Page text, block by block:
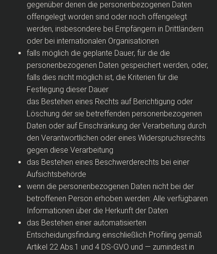
gegenüber denen die personenbezogenen Daten
offengelegt worden sind oder noch offengelegt
werden, insbesondere bei Empfängern in Drittländern
oder bei internationalen Organisationen
falls möglich die geplante Dauer, für die die
personenbezogenen Daten gespeichert werden, oder,
falls dies nicht möglich ist, die Kriterien für die
Festlegung dieser Dauer
das Bestehen eines Rechts auf Berichtigung oder
Löschung der sie betreffenden personenbezogenen
Daten oder auf Einschränkung der Verarbeitung durch
den Verantwortlichen oder eines Widerspruchsrechts
gegen diese Verarbeitung
das Bestehen eines Beschwerderechts bei einer
Aufsichtsbehörde
wenn die personenbezogenen Daten nicht bei der
betroffenen Person erhoben werden: Alle verfügbaren
Informationen über die Herkunft der Daten
das Bestehen einer automatisierten
Entscheidungsfindung einschließlich Profiling gemäß
Artikel 22 Abs.1 und 4 DS-GVO und — zumindest in